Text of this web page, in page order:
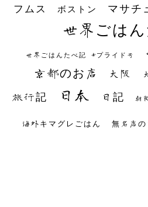
フムス ボストン マサチ
世界ごは
世界ごはんたべ記 #プライド号
京都のお店 大阪
旅行記 日本 日記 朝食
海外キマグレごはん 無名店の